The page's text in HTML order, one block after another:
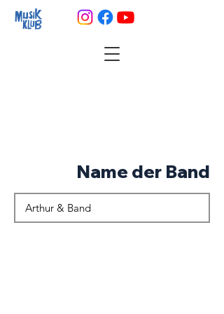
Name der Band